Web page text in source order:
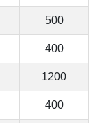
500
400
1200
400